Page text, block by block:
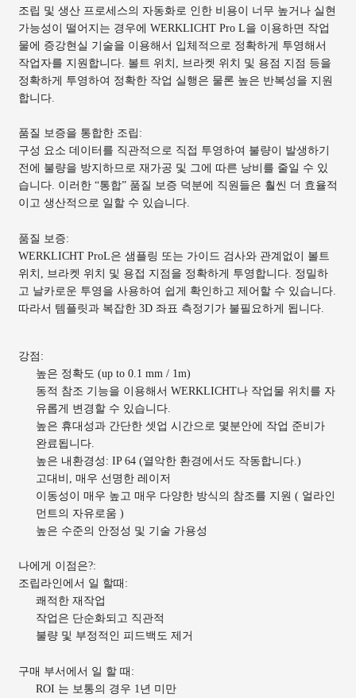
조립 및 생산 프로세스의 자동화로 인한 비용이 너무 높거나 실현
가능성이 떨어지는 경우에 WERKLICHT Pro L을 이용하면 작업
물에 증강현실 기술을 이용해서 입체적으로 정확하게 투영해서
작업자를 지원합니다. 볼트 위치, 브라켓 위치 및 용점 지점 등을
정확하게 투영하여 정확한 작업 실행은 물론 높은 반복성을 지원
합니다.
품질 보증을 통합한 조립:
구성 요소 데이터를 직관적으로 직접 투영하여 불량이 발생하기
전에 불량을 방지하므로 재가공 및 그에 따른 낭비를 줄일 수 있
습니다. 이러한 “통합” 품질 보증 덕분에 직원들은 훨씬 더 효율적
이고 생산적으로 일할 수 있습니다.
품질 보증:
WERKLICHT ProL은 샘플링 또는 가이드 검사와 관계없이 볼트
위치, 브라켓 위치 및 용접 지점을 정확하게 투영합니다. 정밀하
고 날카로운 투영을 사용하여 쉽게 확인하고 제어할 수 있습니다.
따라서 템플릿과 복잡한 3D 좌표 측정기가 불필요하게 됩니다.
강점:
높은 정확도 (up to 0.1 mm / 1m)
동적 참조 기능을 이용해서 WERKLICHT나 작업물 위치를 자
유롭게 변경할 수 있습니다.
높은 휴대성과 간단한 셋업 시간으로 몇분안에 작업 준비가
완료됩니다.
높은 내환경성: IP 64 (열악한 환경에서도 작동합니다.)
고대비, 매우 선명한 레이저
이동성이 매우 높고 매우 다양한 방식의 참조를 지원 ( 얼라인
먼트의 자유로움 )
높은 수준의 안정성 및 기술 가용성
나에게 이점은?:
조립라인에서 일 할때:
쾌적한 재작업
작업은 단순화되고 직관적
불량 및 부정적인 피드백도 제거
구매 부서에서 일 할 때:
ROI 는 보통의 경우 1년 미만